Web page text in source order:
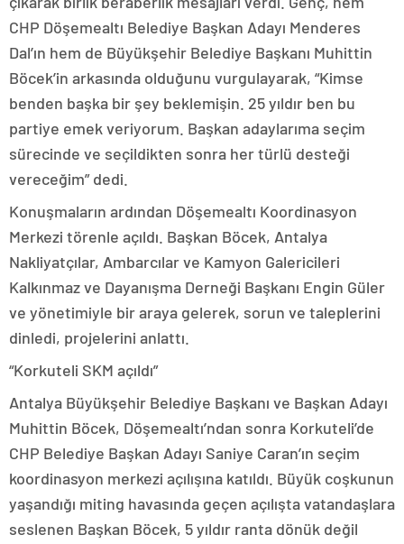
CHP Döşemealtı Belediye Başkan Adayı Menderes
Dal’ın hem de Büyükşehir Belediye Başkanı Muhittin
Böcek’in arkasında olduğunu vurgulayarak, “Kimse
benden başka bir şey beklemişin. 25 yıldır ben bu
partiye emek veriyorum. Başkan adaylarıma seçim
sürecinde ve seçildikten sonra her türlü desteği
vereceğim” dedi.
Konuşmaların ardından Döşemealtı Koordinasyon
Merkezi törenle açıldı. Başkan Böcek, Antalya
Nakliyatçılar, Ambarcılar ve Kamyon Galericileri
Kalkınmaz ve Dayanışma Derneği Başkanı Engin Güler
ve yönetimiyle bir araya gelerek, sorun ve taleplerini
dinledi, projelerini anlattı.
“Korkuteli SKM açıldı”
Antalya Büyükşehir Belediye Başkanı ve Başkan Adayı
Muhittin Böcek, Döşemealtı’ndan sonra Korkuteli’de
CHP Belediye Başkan Adayı Saniye Caran’ın seçim
koordinasyon merkezi açılışına katıldı. Büyük coşkunun
yaşandığı miting havasında geçen açılışta vatandaşlara
seslenen Başkan Böcek, 5 yıldır ranta dönük değil